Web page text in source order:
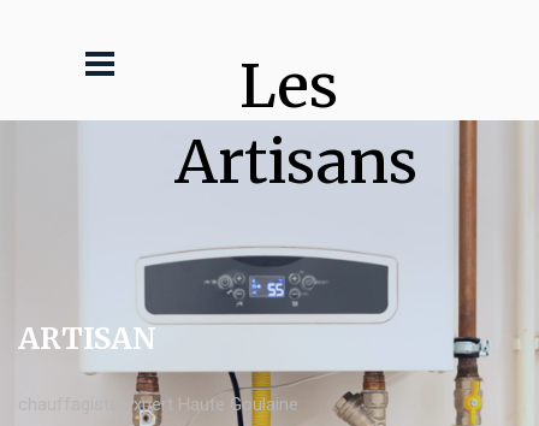
Les
Artisans
ARTISAN
chauffagiste expert Haute Goulaine